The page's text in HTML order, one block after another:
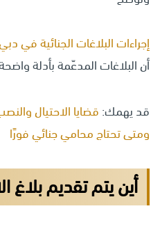
إجراءات البلاغات الجنائية في
أن البلاغات المدعّمة بأدلة
قد يهمك: قضايا الاحتيال
ومتى تحتاج محامي جنائي فورًا
أين يتم تقديم بلاغ